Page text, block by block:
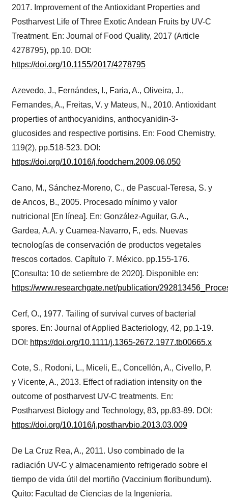
2017. Improvement of the Antioxidant Properties and
Postharvest Life of Three Exotic Andean Fruits by UV-C
Treatment. En: Journal of Food Quality, 2017 (Article
4278795), pp.10. DOI:
https://doi.org/10.1155/2017/4278795
Azevedo, J., Fernándes, I., Faria, A., Oliveira, J.,
Fernandes, A., Freitas, V. y Mateus, N., 2010. Antioxidant
properties of anthocyanidins, anthocyanidin-3-
glucosides and respective portisins. En: Food Chemistry,
119(2), pp.518-523. DOI:
https://doi.org/10.1016/j.foodchem.2009.06.050
Cano, M., Sánchez-Moreno, C., de Pascual-Teresa, S. y
de Ancos, B., 2005. Procesado mínimo y valor
nutricional [En línea]. En: González-Aguilar, G.A.,
Gardea, A.A. y Cuamea-Navarro, F., eds. Nuevas
tecnologías de conservación de productos vegetales
frescos cortados. Capítulo 7. México. pp.155-176.
[Consulta: 10 de setiembre de 2020]. Disponible en:
https://www.researchgate.net/publication/
Cerf, O., 1977. Tailing of survival curves of bacterial
spores. En: Journal of Applied Bacteriology, 42, pp.1-19.
DOI: https://doi.org/10.1111/j.1365-2672.1977.tb00665.x
Cote, S., Rodoni, L., Miceli, E., Concellón, A., Civello, P.
y Vicente, A., 2013. Effect of radiation intensity on the
outcome of postharvest UV-C treatments. En:
Postharvest Biology and Technology, 83, pp.83-89. DOI:
https://doi.org/10.1016/j.postharvbio.2013.03.009
De La Cruz Rea, A., 2011. Uso combinado de la
radiación UV-C y almacenamiento refrigerado sobre el
tiempo de vida útil del mortiño (Vaccinium floribundum).
Quito: Facultad de Ciencias de la Ingeniería.